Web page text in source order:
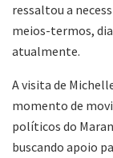
ressaltou a
meios-termos,
atualmente.
A visita de
momento de
políticos do
buscando apoio